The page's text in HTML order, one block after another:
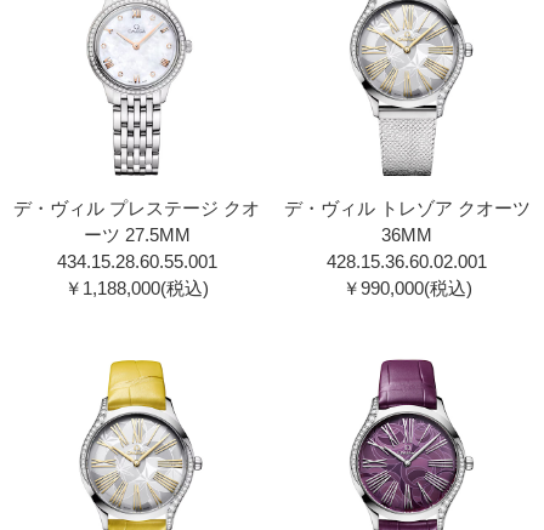
デ・ヴィル プレステージ クオ
ーツ 27.5MM
434.15.28.60.55.001
￥1,188,000(税込)
デ・ヴィル トレゾア クオーツ
36MM
428.15.36.60.02.00 1
￥990,000(税込)